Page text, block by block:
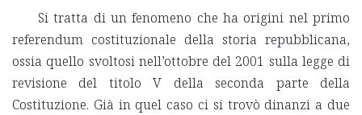
Si tratta di un fenomeno che ha origini nel primo
referendum costituzionale della storia repubblicana,
ossia quello svoltosi nell’ottobre del 2001 sulla legge di
revisione del titolo V della seconda parte della
Costituzione. Già in quel caso ci si trovò dinanzi a due